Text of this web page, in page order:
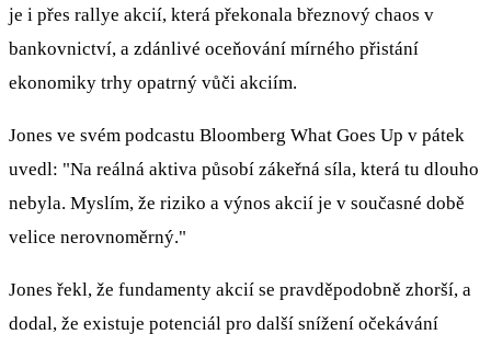
je i přes rallye akcií, která překonala březnový chaos v
bankovnictví, a zdánlivé oceňování mírného přistání
ekonomiky trhy opatrný vůči akciím.
Jones ve svém podcastu Bloomberg What Goes Up v pátek
uvedl: "Na reálná aktiva působí zákeřná síla, která tu dlouho
nebyla. Myslím, že riziko a výnos akcií je v současné době
velice nerovnoměrný."
Jones řekl, že fundamenty akcií se pravděpodobně zhorší, a
dodal, že existuje potenciál pro další snížení očekávání